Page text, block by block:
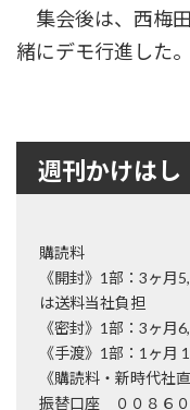
集会後は、西梅
緒にデモ行進した
週刊かけはし
購読料
《開封》1部：3ヶ
は送料当社負担
《密封》1部：3ヶ月
《手渡》1部：1ヶ月
《購読料・新時代社直
振替口座 ００８６